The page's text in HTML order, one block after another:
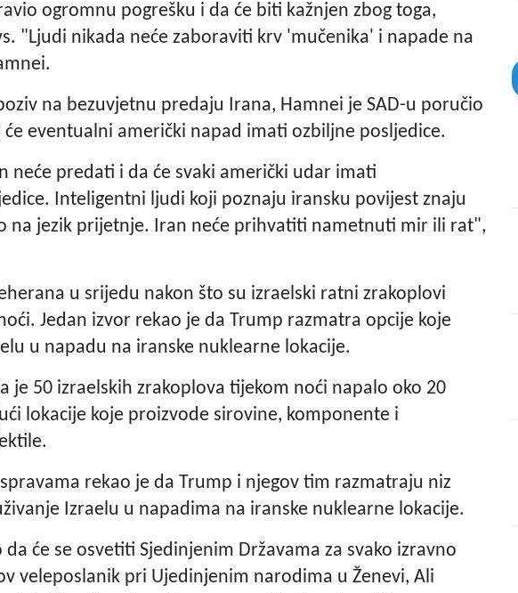
ogromnu pogrešku i da će biti kažnjen zbog toga,
"Ljudi nikada neće zaboraviti krv 'mučenika' i napade na
na bezuvjetnu predaju Irana, Hamnei je SAD-u poručio
eventualni američki napad imati ozbiljne posljedice.
neće predati i da će svaki američki udar imati
Inteligentni ljudi koji poznaju iransku povijest znaju
na jezik prijetnje. Iran neće prihvatiti nametnuti mir ili rat",
u srijedu nakon što su izraelski ratni zrakoplovi
Jedan izvor rekao je da Trump razmatra opcije koje
u napadu na iranske nuklearne lokacije.
je 50 izraelskih zrakoplova tijekom noći napalo oko 20
lokacije koje proizvode sirovine, komponente i
rekao je da Trump i njegov tim razmatraju niz
Izraelu u napadima na iranske nuklearne lokacije.
će se osvetiti Sjedinjenim Državama za svako izravno
veleposlanik pri Ujedinjenim narodima u Ženevi, Ali